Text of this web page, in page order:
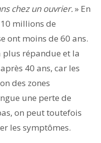
chez un ouvrier.» En
millions de
ont moins de 60 ans.
plus répandue et la
40 ans, car les
des zones
une perte de
on peut toutefois
les symptômes.